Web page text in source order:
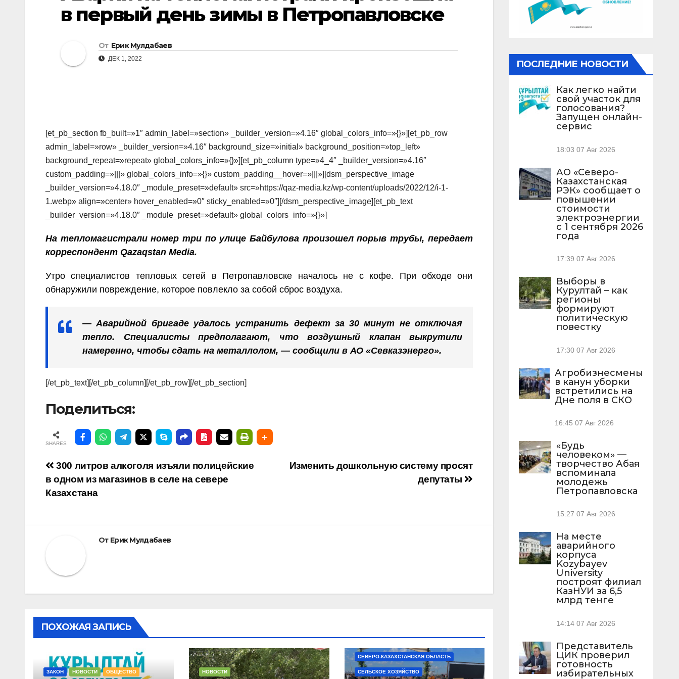
в первый день зимы в Петропавловске
От Ерик Мулдабаев
ДЕК 1, 2022
[et_pb_section fb_built=»1″ admin_label=»section» _builder_version=»4.16″ global_colors_info=»{}»][et_pb_row
admin_label=»row» _builder_version=»4.16″ background_size=»initial» background_position=»top_left»
background_repeat=»repeat» global_colors_info=»{}»][et_pb_column type=»4_4″ _builder_version=»4.16″
custom_padding=»|||» global_colors_info=»{}» custom_padding__hover=»|||»][dsm_perspective_image
_builder_version=»4.18.0″ _module_preset=»default» src=»https://qaz-media.kz/wp-content/uploads/2022/12/i-1-
1.webp» align=»center» hover_enabled=»0″ sticky_enabled=»0″][/dsm_perspective_image][et_pb_text
_builder_version=»4.18.0″ _module_preset=»default» global_colors_info=»{}»]
На тепломагистрали номер три по улице Байбулова произошел порыв трубы, передает
корреспондент Qazaqstan Media.
Утро специалистов тепловых сетей в Петропавловске началось не с кофе. При обходе они
обнаружили повреждение, которое повлекло за собой сброс воздуха.
— Аварийной бригаде удалось устранить дефект за 30 минут не отключая
тепло. Специалисты предполагают, что воздушный клапан выкрутили
намеренно, чтобы сдать на металлолом, — сообщили в АО «Севказэнерго».
[/et_pb_text][/et_pb_column][/et_pb_row][/et_pb_section]
Поделиться:
SHARES
Навигация
по
Изменить дошкольную систему просят
депутаты
300 литров алкоголя изъяли полицейские
в одном из магазинов в селе на севере
Казахстана
От Ерик Мулдабаев
ПОХОЖАЯ ЗАПИСЬ
ЗАКОН НОВОСТИ ОБЩЕСТВО НОВОСТИ
СЕВЕРО-КАЗАХСТАНСКАЯ ОБЛАСТЬ
СЕЛЬСКОЕ ХОЗЯЙСТВО
ПОСЛЕДНИЕ НОВОСТИ
Как легко найти
свой участок для
голосования?
Запущен онлайн-
сервис
18:03 07 Авг 2026
АО «Северо-
Казахстанская
РЭК» сообщает о
повышении
стоимости
электроэнергии
с 1 сентября 2026
года
17:39 07 Авг 2026
Выборы в
Курултай – как
регионы
формируют
политическую
повестку
17:30 07 Авг 2026
Агробизнесмены
в канун уборки
встретились на
Дне поля в СКО
16:45 07 Авг 2026
«Будь
человеком» —
творчество Абая
вспоминала
молодежь
Петропавловска
15:27 07 Авг 2026
На месте
аварийного
корпуса
Kozybayev
University
построят филиал
КазНУИ за 6,5
млрд тенге
14:14 07 Авг 2026
Представитель
ЦИК проверил
готовность
избирательных